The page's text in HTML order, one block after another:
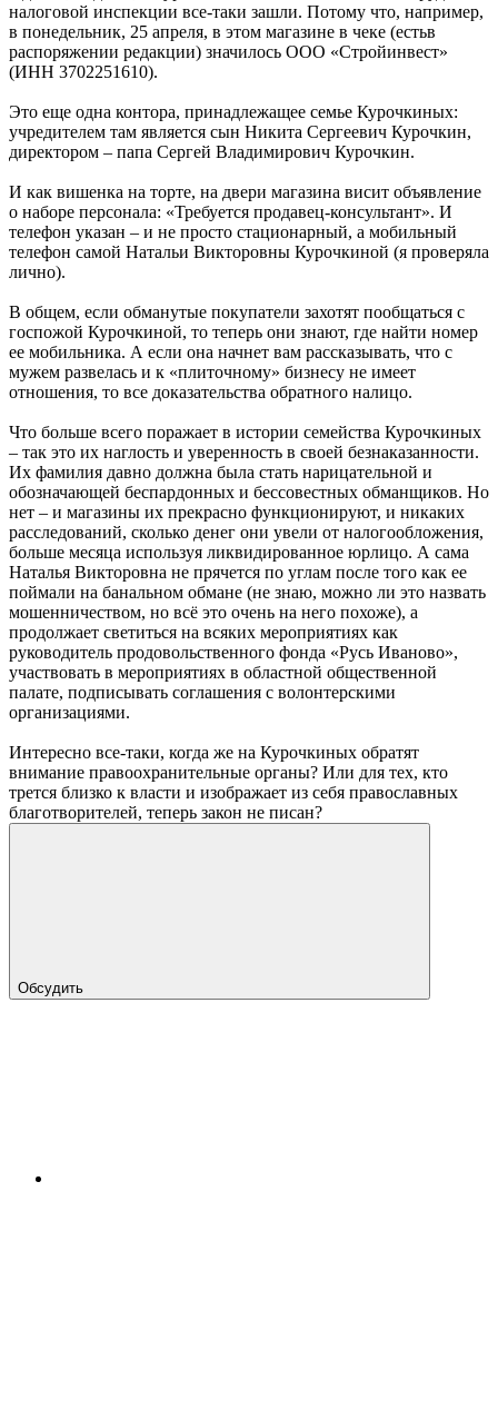
налоговой инспекции все-таки зашли. Потому что, например,
в понедельник, 25 апреля, в этом магазине в чеке (естьв
распоряжении редакции) значилось ООО «Стройинвест»
(ИНН 3702251610).
Это еще одна контора, принадлежащее семье Курочкиных:
учредителем там является сын Никита Сергеевич Курочкин,
директором – папа Сергей Владимирович Курочкин.
И как вишенка на торте, на двери магазина висит объявление
о наборе персонала: «Требуется продавец-консультант». И
телефон указан – и не просто стационарный, а мобильный
телефон самой Натальи Викторовны Курочкиной (я проверяла
лично).
В общем, если обманутые покупатели захотят пообщаться с
госпожой Курочкиной, то теперь они знают, где найти номер
ее мобильника. А если она начнет вам рассказывать, что с
мужем развелась и к «плиточному» бизнесу не имеет
отношения, то все доказательства обратного налицо.
Что больше всего поражает в истории семейства Курочкиных
– так это их наглость и уверенность в своей безнаказанности.
Их фамилия давно должна была стать нарицательной и
обозначающей беспардонных и бессовестных обманщиков. Но
нет – и магазины их прекрасно функционируют, и никаких
расследований, сколько денег они увели от налогообложения,
больше месяца используя ликвидированное юрлицо. А сама
Наталья Викторовна не прячется по углам после того как ее
поймали на банальном обмане (не знаю, можно ли это назвать
мошенничеством, но всё это очень на него похоже), а
продолжает светиться на всяких мероприятиях как
руководитель продовольственного фонда «Русь Иваново»,
участвовать в мероприятиях в областной общественной
палате, подписывать соглашения с волонтерскими
организациями.
Интересно все-таки, когда же на Курочкиных обратят
внимание правоохранительные органы? Или для тех, кто
трется близко к власти и изображает из себя православных
благотворителей, теперь закон не писан?
Обсудить